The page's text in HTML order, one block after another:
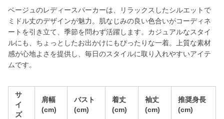
ベージュのレディースパーカーは、リラックスしたシルエットで
ミドル丈のデザインが魅力。肌なじみの良い色合いがコーディネ
ートを引き立て、季節を問わず活躍します。カジュアルなスタイ
ルにも、ちょっとしたお出かけにもぴったりな一着。上質な素材
感が心地よさを提供し、毎日のスタイルに取り入れやすいアイテ
ムです。
サ
イ
ズ
肩幅
(cm)
バスト
(cm)
着丈
(cm)
袖丈
(cm)
推奨身長
(cm)